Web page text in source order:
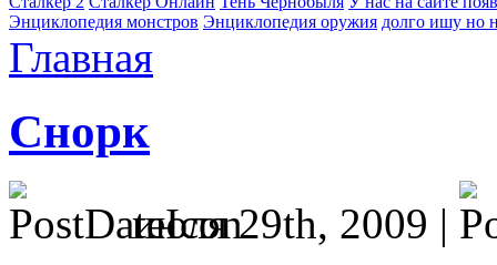
Энциклопедия монстров Энциклопедия оружия долго ишу но
Главная
Снорк
июля 29th, 2009 |